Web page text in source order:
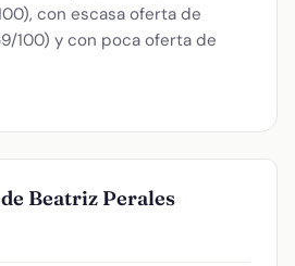
con escasa oferta de
100) y con poca oferta de
Beatriz Perales